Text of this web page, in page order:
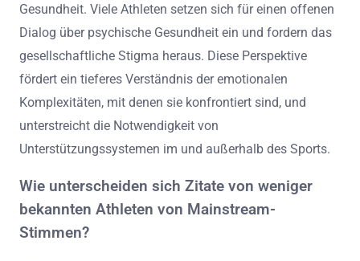
Gesundheit. Viele Athleten setzen sich für einen offenen
Dialog über psychische Gesundheit ein und fordern das
gesellschaftliche Stigma heraus. Diese Perspektive
fördert ein tieferes Verständnis der emotionalen
Komplexitäten, mit denen sie konfrontiert sind, und
unterstreicht die Notwendigkeit von
Unterstützungssystemen im und außerhalb des Sports.
Wie unterscheiden sich Zitate von weniger
bekannten Athleten von Mainstream-
Stimmen?